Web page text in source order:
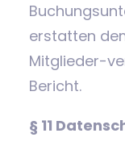
erstatten
Mitglieder-
Bericht.
§ 11